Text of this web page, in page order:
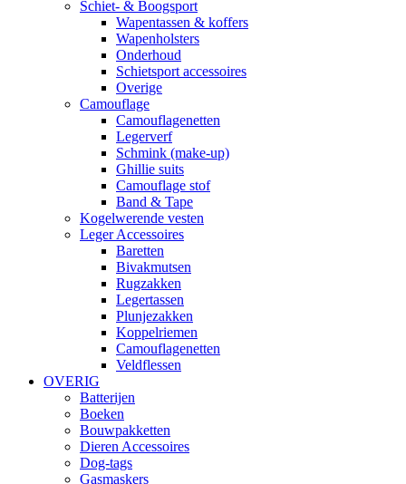
Schiet- & Boogsport
Wapentassen & koffers
Wapenholsters
Onderhoud
Schietsport accessoires
Overige
Camouflage
Camouflagenetten
Legerverf
Schmink (make-up)
Ghillie suits
Camouflage stof
Band & Tape
Kogelwerende vesten
Leger Accessoires
Baretten
Bivakmutsen
Rugzakken
Legertassen
Plunjezakken
Koppelriemen
Camouflagenetten
Veldflessen
OVERIG
Batterijen
Boeken
Bouwpakketten
Dieren Accessoires
Dog-tags
Gasmaskers